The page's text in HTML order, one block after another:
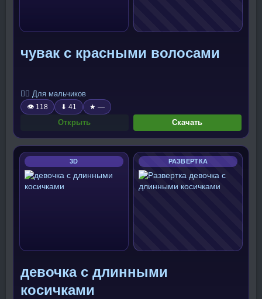
чувак с красными волосами
🧍‍♂️ Для мальчиков
👁 118 ⬇ 41 ★ —
Открыть Скачать
3D РАЗВЕРТКА
девочка с длинными
косичками